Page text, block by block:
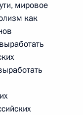
3
мировое
как